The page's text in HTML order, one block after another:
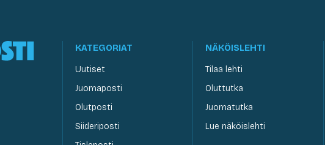
KATEGORIAT
Uutiset
Juomaposti
Olutposti
Siideriposti
NÄKÖISLEHTI
Tilaa lehti
Oluttutka
Juomatutka
Lue näköislehti